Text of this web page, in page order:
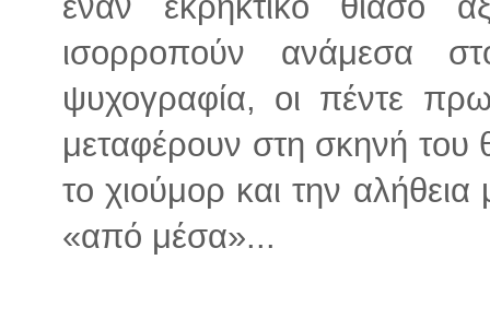
ισορροπούν ανάμεσα
ψυχογραφία, οι πέντε
μεταφέρουν στη σκηνή του
το χιούμορ και την αλήθεια
«από μέσα»...